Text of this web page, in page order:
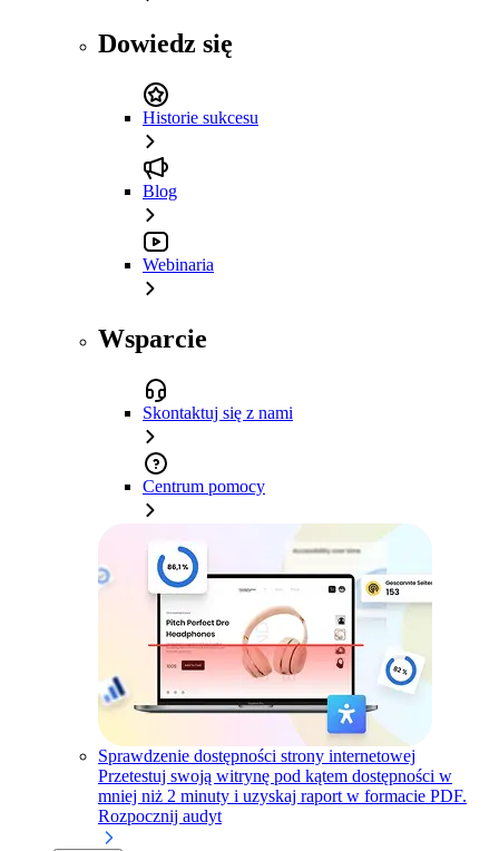
Dowiedz się
Historie sukcesu
Blog
Webinaria
Wsparcie
Skontaktuj się z nami
Centrum pomocy
Sprawdzenie dostępności strony internetowej
Przetestuj swoją witrynę pod kątem dostępności w
mniej niż 2 minuty i uzyskaj raport w formacie PDF.
Rozpocznij audyt